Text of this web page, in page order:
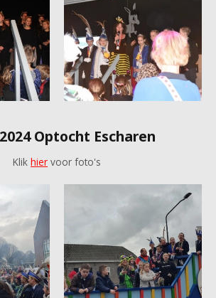
Optocht Escharen
Klik hier voor foto's